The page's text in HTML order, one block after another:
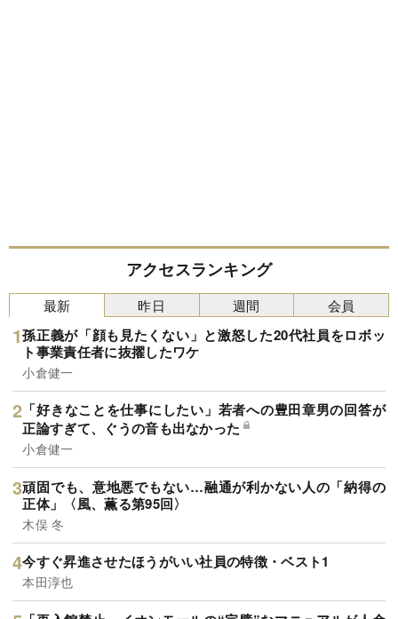
アクセスランキング
最新
孫正義が「顔も見たくない」と激怒した20代社員をロボッ
ト事業責任者に抜擢したワケ
小倉健一
「好きなことを仕事にしたい」若者への豊田章男の回答が
正論すぎて、ぐうの音も出なかった
小倉健一
頑固でも、意地悪でもない…融通が利かない人の「納得の
正体」〈風、薫る第95回〉
木俣 冬
今すぐ昇進させたほうがいい社員の特徴・ベスト1
本田淳也
昨日 週間 会員